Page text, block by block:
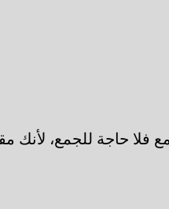
فلا حاجة للجمع،